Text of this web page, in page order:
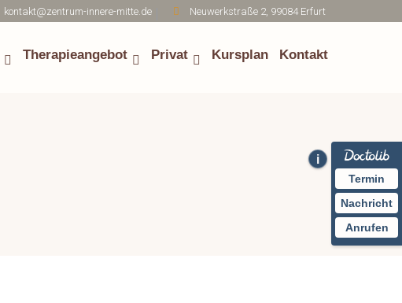
Termin
Nachricht
Anrufen
i
kontakt@zentrum-innere-mitte.de Neuwerkstraße 2, 99084 Erfurt
Therapieangebot Privat Kursplan Kontakt